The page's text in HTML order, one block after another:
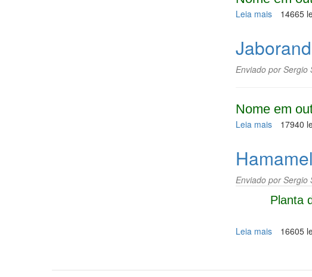
Leia maissobre
14665
Enviado porSergio
Nome em
Leia maissobre
17940
Enviado porSergio
Planta
Leia maissobre
16605